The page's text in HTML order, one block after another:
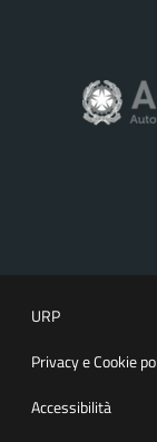
URP
Privacy e Cookie
Accessibilità